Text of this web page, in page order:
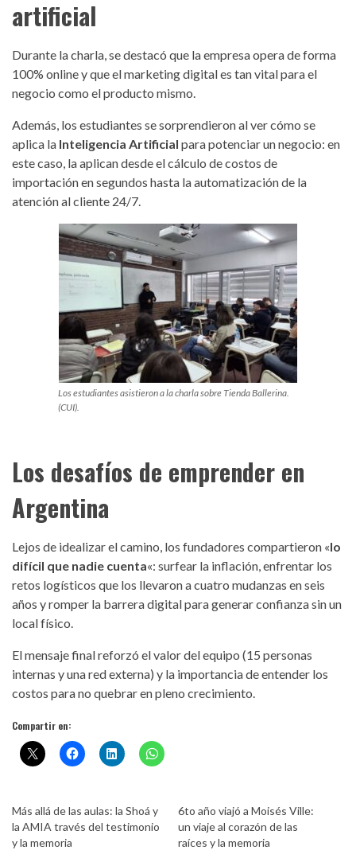
artificial
Durante la charla, se destacó que la empresa opera de forma
100% online y que el marketing digital es tan vital para el
negocio como el producto mismo.
Además, los estudiantes se sorprendieron al ver cómo se
aplica la Inteligencia Artificial para potenciar un negocio: en
este caso, la aplican desde el cálculo de costos de
importación en segundos hasta la automatización de la
atención al cliente 24/7.
Los estudiantes asistieron a la charla sobre Tienda Ballerina.
(CUI).
Los desafíos de emprender en
Argentina
Lejos de idealizar el camino, los fundadores compartieron «lo
difícil que nadie cuenta«: surfear la inflación, enfrentar los
retos logísticos que los llevaron a cuatro mudanzas en seis
años y romper la barrera digital para generar confianza sin un
local físico.
El mensaje final reforzó el valor del equipo (15 personas
internas y una red externa) y la importancia de entender los
costos para no quebrar en pleno crecimiento.
Compartir en:
Más allá de las aulas: la Shoá y
la AMIA través del testimonio
y la memoria
6to año viajó a Moisés Ville:
un viaje al corazón de las
raíces y la memoria